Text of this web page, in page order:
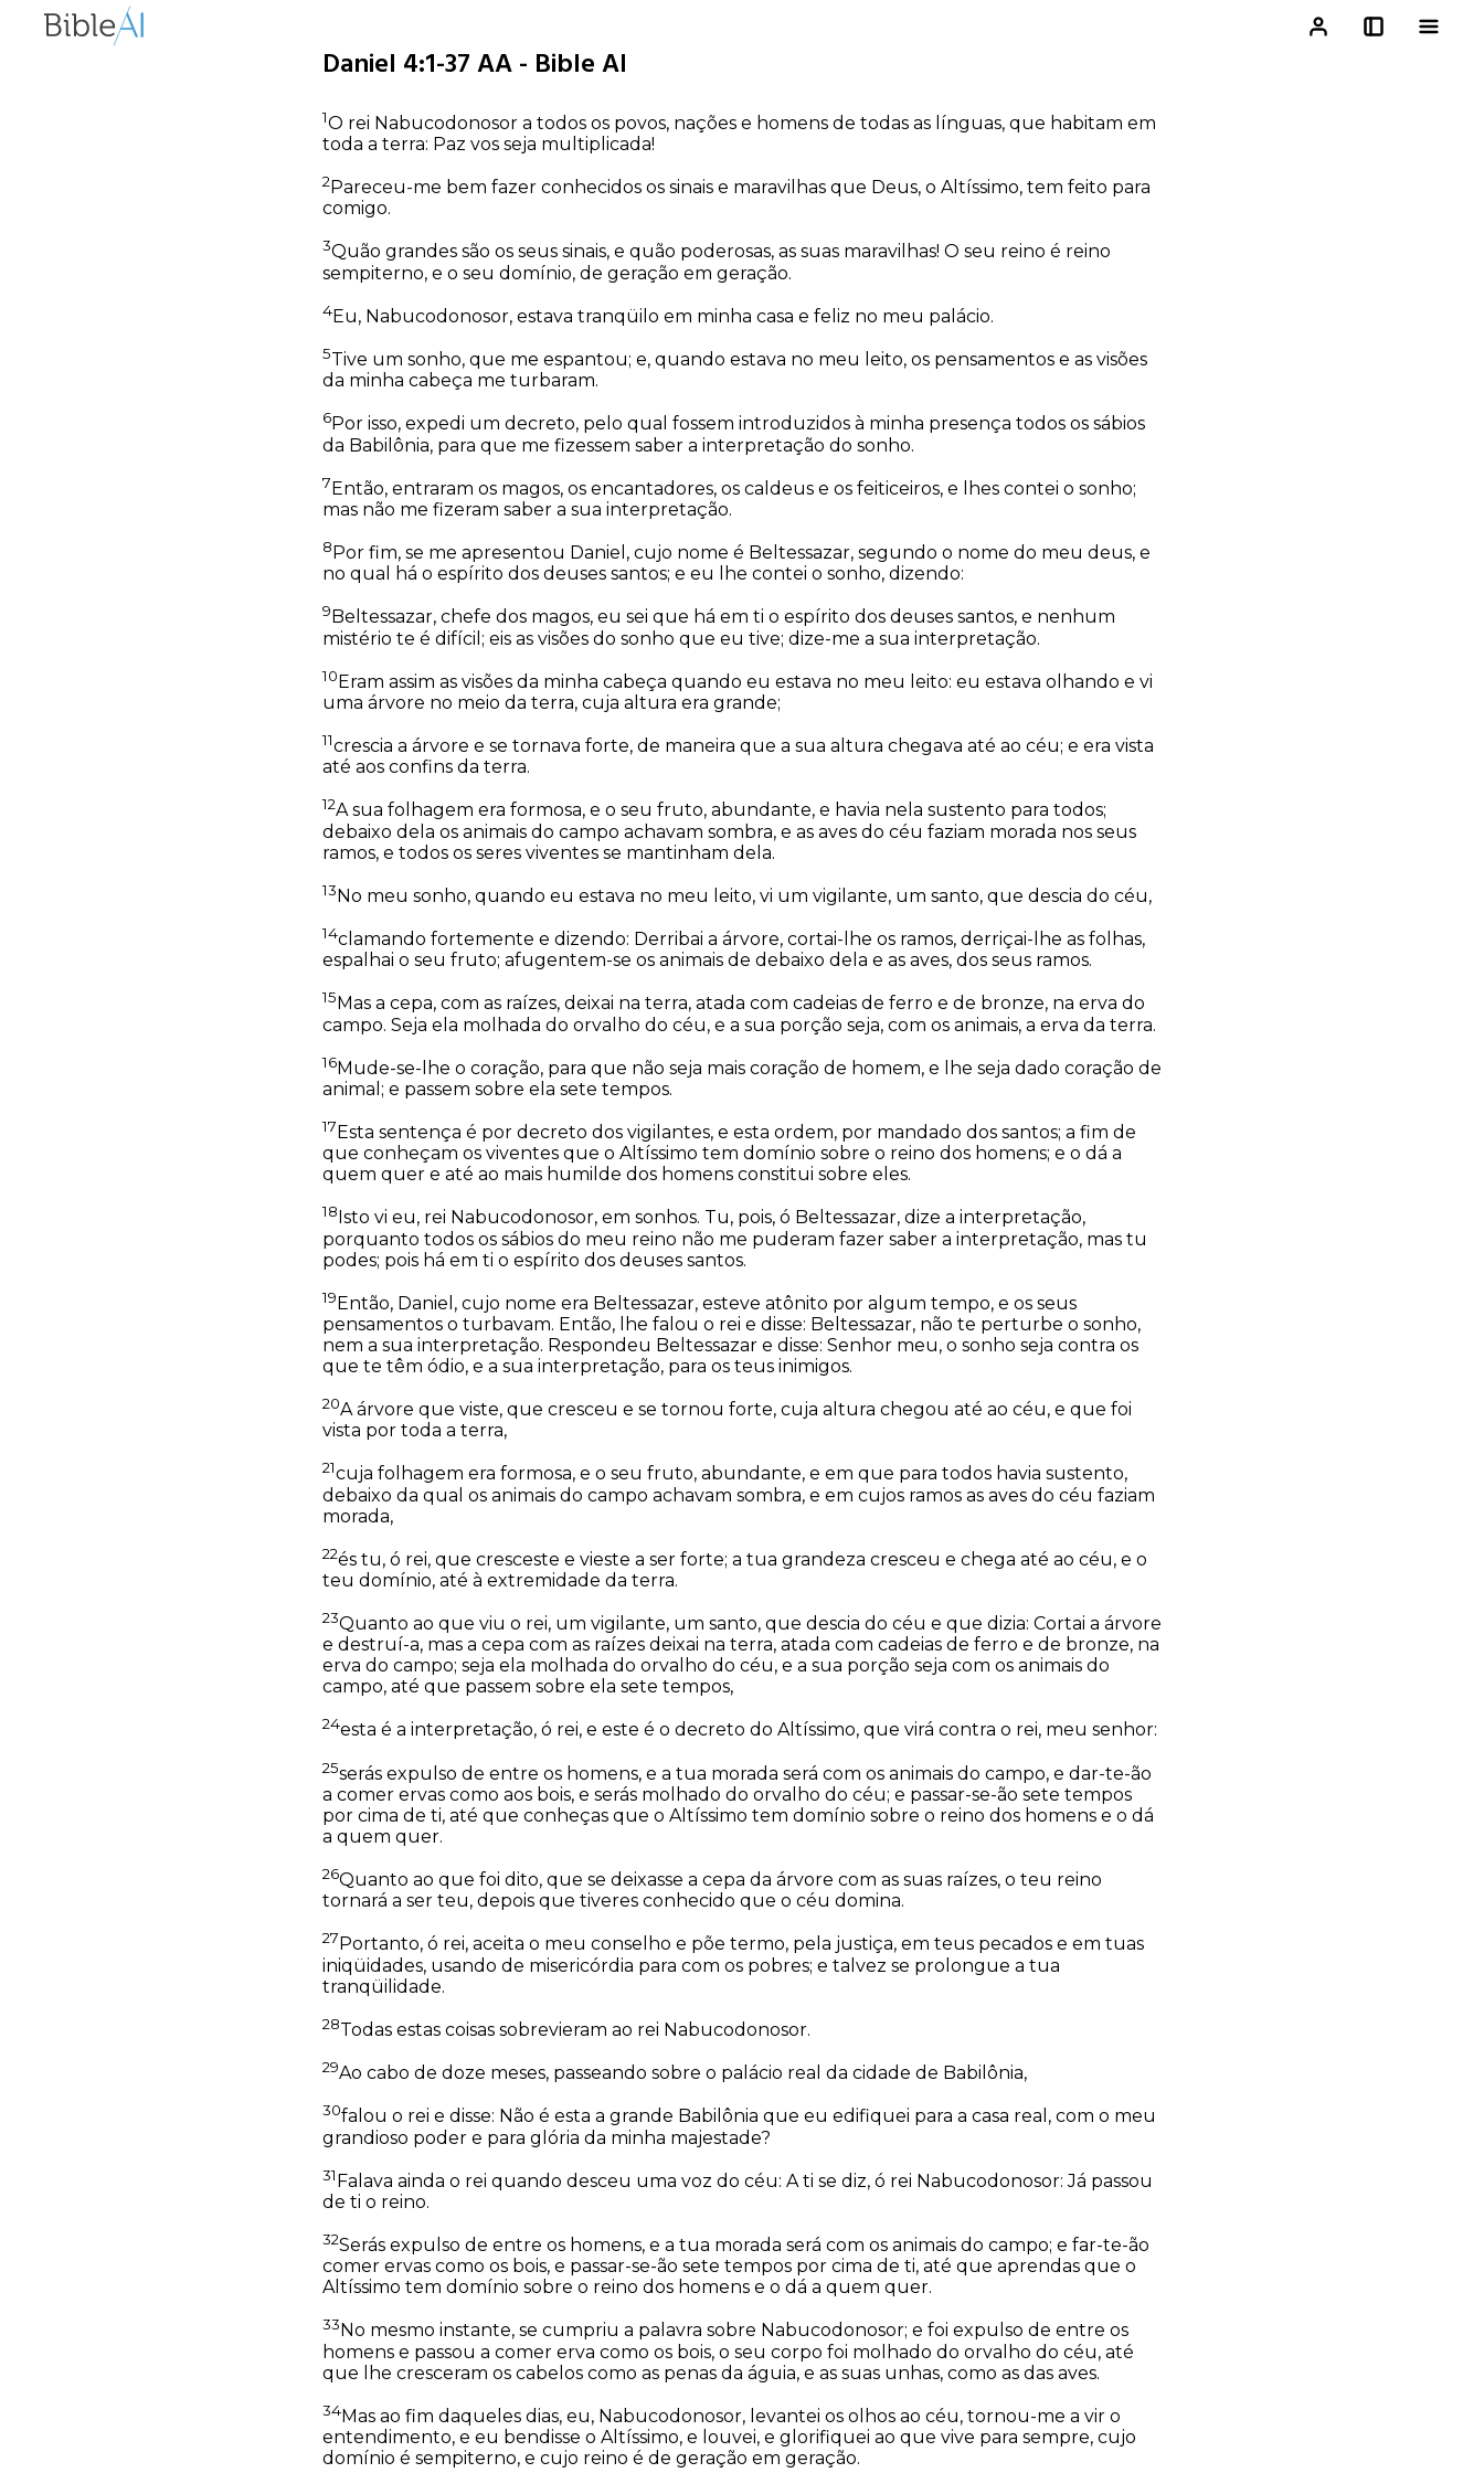
Daniel 4:1-37 AA - Bible AI
1O rei Nabucodonosor a todos os povos, nações e homens de todas as línguas, que habitam em
toda a terra: Paz vos seja multiplicada!
2 Pareceu-me bem fazer conhecidos os sinais e maravilhas que Deus, o Altíssimo, tem feito para
comigo.
3Quão grandes são os seus sinais, e quão poderosas, as suas maravilhas! O seu reino é reino
sempiterno, e o seu domínio, de geração em geração.
4Eu, Nabucodonosor, estava tranqüilo em minha casa e feliz no meu palácio.
5Tive um sonho, que me espantou; e, quando estava no meu leito, os pensamentos e as visões
da minha cabeça me turbaram.
6Por isso, expedi um decreto, pelo qual fossem introduzidos à minha presença todos os sábios
da Babilônia, para que me fizessem saber a interpretação do sonho.
7Então, entraram os magos, os encantadores, os caldeus e os feiticeiros, e lhes contei o sonho;
mas não me fizeram saber a sua interpretação.
8 Por fim, se me apresentou Daniel, cujo nome é Beltessazar, segundo o nome do meu deus, e
no qual há o espírito dos deuses santos; e eu lhe contei o sonho, dizendo:
9 Beltessazar, chefe dos magos, eu sei que há em ti o espírito dos deuses santos, e nenhum
mistério te é difícil; eis as visões do sonho que eu tive; dize-me a sua interpretação.
10Eram assim as visões da minha cabeça quando eu estava no meu leito: eu estava olhando e vi
uma árvore no meio da terra, cuja altura era grande;
11crescia a árvore e se tornava forte, de maneira que a sua altura chegava até ao céu; e era vista
até aos confins da terra.
12A sua folhagem era formosa, e o seu fruto, abundante, e havia nela sustento para todos;
debaixo dela os animais do campo achavam sombra, e as aves do céu faziam morada nos seus
ramos, e todos os seres viventes se mantinham dela.
13No meu sonho, quando eu estava no meu leito, vi um vigilante, um santo, que descia do céu,
14clamando fortemente e dizendo: Derribai a árvore, cortai-lhe os ramos, derriçai-lhe as folhas,
espalhai o seu fruto; afugentem-se os animais de debaixo dela e as aves, dos seus ramos.
15 Mas a cepa, com as raízes, deixai na terra, atada com cadeias de ferro e de bronze, na erva do
campo. Seja ela molhada do orvalho do céu, e a sua porção seja, com os animais, a erva da terra.
16Mude-se-lhe o coração, para que não seja mais coração de homem, e lhe seja dado coração de
animal; e passem sobre ela sete tempos.
17 Esta sentença é por decreto dos vigilantes, e esta ordem, por mandado dos santos; a fim de
que conheçam os viventes que o Altíssimo tem domínio sobre o reino dos homens; e o dá a
quem quer e até ao mais humilde dos homens constitui sobre eles.
18 Isto vi eu, rei Nabucodonosor, em sonhos. Tu, pois, ó Beltessazar, dize a interpretação,
porquanto todos os sábios do meu reino não me puderam fazer saber a interpretação, mas tu
podes; pois há em ti o espírito dos deuses santos.
19Então, Daniel, cujo nome era Beltessazar, esteve atônito por algum tempo, e os seus
pensamentos o turbavam. Então, lhe falou o rei e disse: Beltessazar, não te perturbe o sonho,
nem a sua interpretação. Respondeu Beltessazar e disse: Senhor meu, o sonho seja contra os
que te têm ódio, e a sua interpretação, para os teus inimigos.
20A árvore que viste, que cresceu e se tornou forte, cuja altura chegou até ao céu, e que foi
vista por toda a terra,
21cuja folhagem era formosa, e o seu fruto, abundante, e em que para todos havia sustento,
debaixo da qual os animais do campo achavam sombra, e em cujos ramos as aves do céu faziam
morada,
22és tu, ó rei, que cresceste e vieste a ser forte; a tua grandeza cresceu e chega até ao céu, e o
teu domínio, até à extremidade da terra.
23Quanto ao que viu o rei, um vigilante, um santo, que descia do céu e que dizia: Cortai a árvore
e destruí-a, mas a cepa com as raízes deixai na terra, atada com cadeias de ferro e de bronze, na
erva do campo; seja ela molhada do orvalho do céu, e a sua porção seja com os animais do
campo, até que passem sobre ela sete tempos,
24esta é a interpretação, ó rei, e este é o decreto do Altíssimo, que virá contra o rei, meu senhor:
25serás expulso de entre os homens, e a tua morada será com os animais do campo, e dar-te-ão
a comer ervas como aos bois, e serás molhado do orvalho do céu; e passar-se-ão sete tempos
por cima de ti, até que conheças que o Altíssimo tem domínio sobre o reino dos homens e o dá
a quem quer.
26Quanto ao que foi dito, que se deixasse a cepa da árvore com as suas raízes, o teu reino
tornará a ser teu, depois que tiveres conhecido que o céu domina.
27 Portanto, ó rei, aceita o meu conselho e põe termo, pela justiça, em teus pecados e em tuas
iniqüidades, usando de misericórdia para com os pobres; e talvez se prolongue a tua
tranqüilidade.
28Todas estas coisas sobrevieram ao rei Nabucodonosor.
29Ao cabo de doze meses, passeando sobre o palácio real da cidade de Babilônia,
30falou o rei e disse: Não é esta a grande Babilônia que eu edifiquei para a casa real, com o meu
grandioso poder e para glória da minha majestade?
31Falava ainda o rei quando desceu uma voz do céu: A ti se diz, ó rei Nabucodonosor: Já passou
de ti o reino.
32Serás expulso de entre os homens, e a tua morada será com os animais do campo; e far-te-ão
comer ervas como os bois, e passar-se-ão sete tempos por cima de ti, até que aprendas que o
Altíssimo tem domínio sobre o reino dos homens e o dá a quem quer.
33 No mesmo instante, se cumpriu a palavra sobre Nabucodonosor; e foi expulso de entre os
homens e passou a comer erva como os bois, o seu corpo foi molhado do orvalho do céu, até
que lhe cresceram os cabelos como as penas da águia, e as suas unhas, como as das aves.
34Mas ao fim daqueles dias, eu, Nabucodonosor, levantei os olhos ao céu, tornou-me a vir o
entendimento, e eu bendisse o Altíssimo, e louvei, e glorifiquei ao que vive para sempre, cujo
domínio é sempiterno, e cujo reino é de geração em geração.